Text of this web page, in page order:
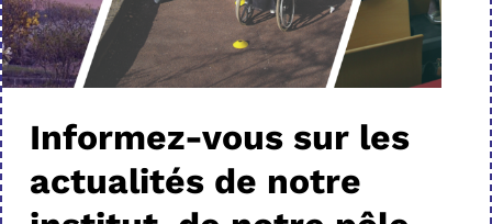
Informez-vous sur les
actualités de notre